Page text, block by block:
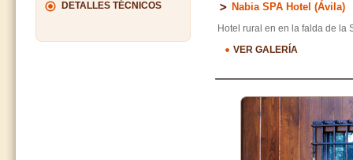
DETALLES TÉCNICOS Nabia SPA Hotel (Ávila)
Hotel rural en en la falda de la
VER GALERÍA